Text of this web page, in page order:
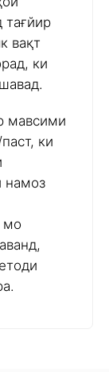
тағйир
вақт
ки
мавсими
ки
намоз
мо